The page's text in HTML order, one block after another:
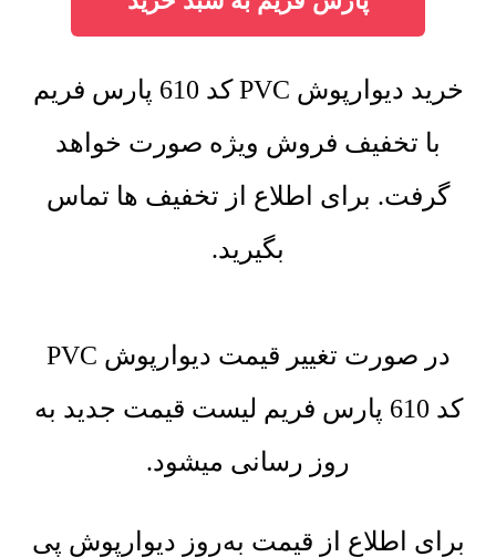
خرید دیوارپوش PVC کد 610 پارس فریم
با تخفیف فروش ویژه صورت خواهد
گرفت. برای اطلاع از تخفیف ها تماس
بگیرید.
در صورت تغییر قیمت دیوارپوش PVC
کد 610 پارس فریم لیست قیمت جدید به
روز رسانی میشود.
برای اطلاع از قیمت به‌روز دیوارپوش پی